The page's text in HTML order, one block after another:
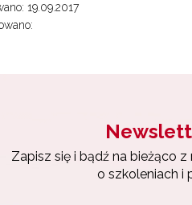
19.09.2017
Zapisz się i bądź na bieżąco
o szkoleniach i